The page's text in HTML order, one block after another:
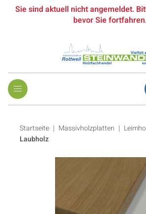
Sie sind aktuell nicht angemeldet.
bevor Sie
Startseite Massivholzplatten |
Laubholz